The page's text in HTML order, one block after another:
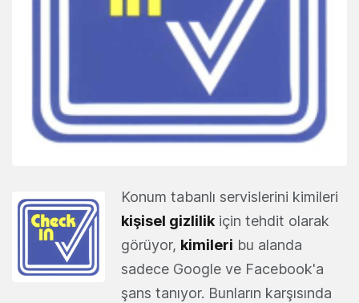
Konum tabanlı servislerini kimileri
kişisel gizlilik için tehdit olarak
görüyor, kimileri bu alanda
sadece Google ve Facebook'a
şans tanıyor. Bunların karşısında